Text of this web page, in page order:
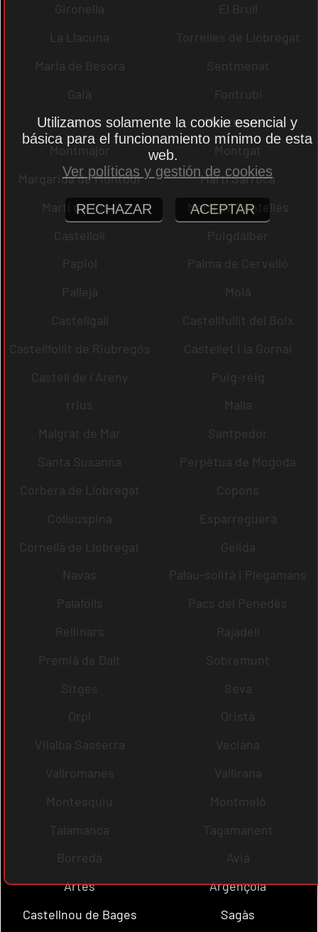
Gironella
El Brull
La Llacuna
Torrelles de Llobregat
Maria de Besora
Sentmenat
Gaià
Fontrubí
Jorba
Montmaneu
Montmajor
Montgat
Margarida de Montbui
Martí Sarroca
Martí de Tous
Martí de Centelles
Castellolí
Puigdàlber
Papiol
Palma de Cervelló
Pallejà
Moià
Castellgalí
Castellfullit del Boix
Castellfollit de Riubregós
Castellet i la Gornal
Castell de l´Areny
Puig-reig
rrius
Malla
Malgrat de Mar
Santpedor
Santa Susanna
Perpètua de Mogoda
Corbera de Llobregat
Copons
Collsuspina
Esparreguera
Cornellà de Llobregat
Gelida
Navas
Palau-solità i Plegamans
Palafolls
Pacs del Penedès
Rellinars
Rajadell
Premià de Dalt
Sobremunt
Sitges
Seva
Orpí
Oristà
Vilalba Sasserra
Veciana
Vallromanes
Vallirana
Montesquiu
Montmeló
Talamanca
Tagamanent
Borredà
Avià
Artés
Argençola
Castellnou de Bages
Sagàs
Utilizamos solamente la cookie esencial y
básica para el funcionamiento mínimo de esta
web.
Ver políticas y gestión de cookies
RECHAZAR ACEPTAR